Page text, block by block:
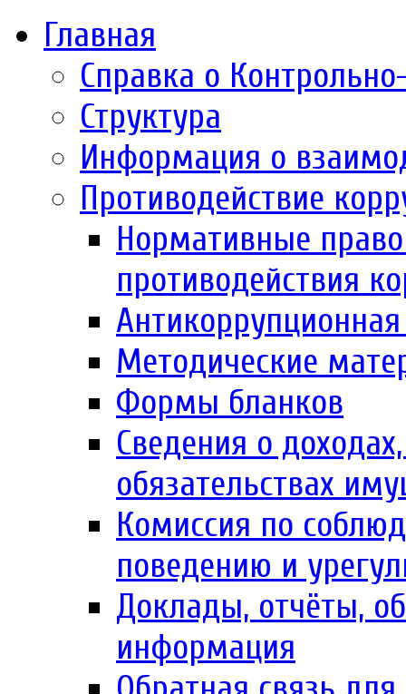
Главная
Справка о
Структура
Информация о
Противодействие
Нормативные
противодействия
Антикоррупционная
Методические
Формы бланков
Сведения о
обязательствах
Комиссия по
поведению и
Доклады, отчёты,
информация